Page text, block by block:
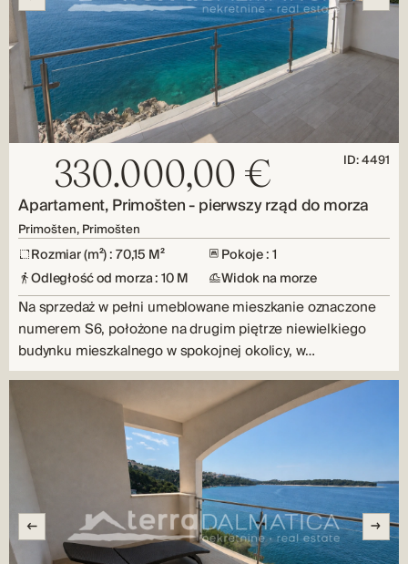
330.000,00 € ID: 4491
Apartament, Primošten - pierwszy rząd do morza
Primošten, Primošten
Rozmiar (m²) : 70,15 M²
Pokoje : 1
Odległość od morza : 10 M
Widok na morze
Na sprzedaż w pełni umeblowane mieszkanie oznaczone
numerem S6, położone na drugim piętrze niewielkiego
budynku mieszkalnego w spokojnej okolicy, w…